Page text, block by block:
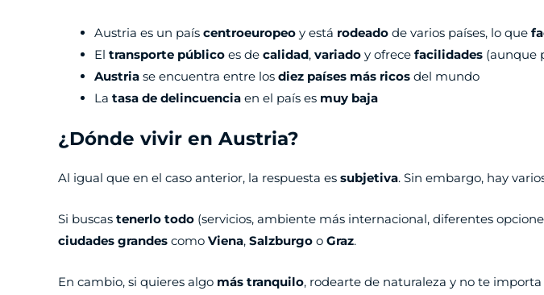
Austria es un país centroeuropeo y está rodeado de varios países, lo que
El transporte público es de calidad, variado y ofrece facilidades (aunque
Austria se encuentra entre los diez países más ricos del mundo
La tasa de delincuencia en el país es muy baja
¿Dónde vivir en Austria?
Al igual que en el caso anterior, la respuesta es subjetiva. Sin embargo, hay
Si buscas tenerlo todo (servicios, ambiente más internacional, diferentes
ciudades grandes como Viena, Salzburgo o Graz.
En cambio, si quieres algo más tranquilo, rodearte de naturaleza y no te